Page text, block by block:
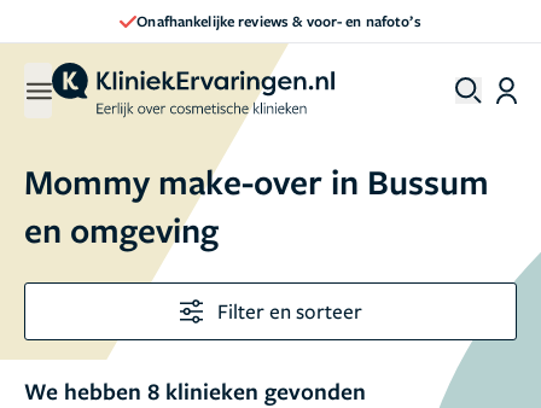
Direct een afspraak maken
Mommy make-over in Bussum
en omgeving
Filter en sorteer
We hebben 8 klinieken gevonden